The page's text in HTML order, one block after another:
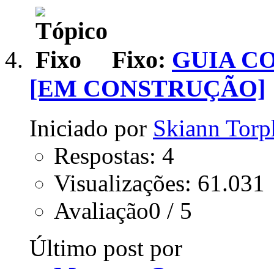
Fixo: GUIA
[EM CONSTRUÇÃO]
Iniciado por Skiann
Respostas: 4
Visualizações: 61.031
Avaliação0 / 5
Último post por